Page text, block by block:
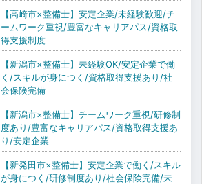
【高崎市×整備士】安定企業/未経験歓迎/チ
ームワーク重視/豊富なキャリアパス/資格取
得支援制度
【新潟市×整備士】未経験OK/安定企業で働
く/スキルが身につく/資格取得支援あり/社
会保険完備
【新潟市×整備士】チームワーク重視/研修制
度あり/豊富なキャリアパス/資格取得支援あ
り/安定企業
【新発田市×整備士】安定企業で働く/スキル
が身につく/研修制度あり/社会保険完備/未